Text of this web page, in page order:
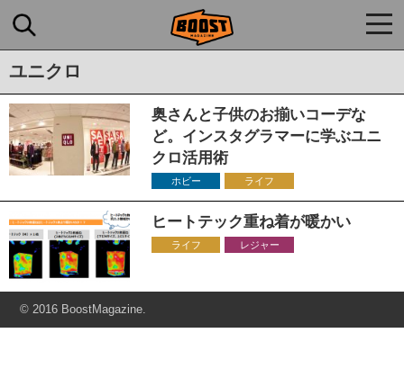
ユニクロ
奥さんと子供のお揃いコーデな
ど。インスタグラマーに学ぶユニ
クロ活用術
ホビー ライフ
ヒートテック重ね着が暖かい
ライフ レジャー
© 2016 BoostMagazine.